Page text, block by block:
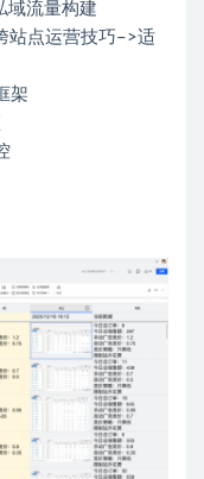
域流量构建
站点运营技巧–>适
架